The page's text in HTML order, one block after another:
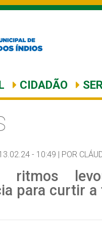
CIDADÃO
- 10:49 | POR
ritmos
para curtir